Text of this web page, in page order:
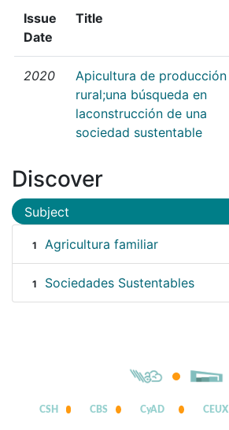
Issue
Date
Title
2020
Apicultura de producción
rural;una búsqueda en
laconstrucción de una
sociedad sustentable
Discover
Subject
1 Agricultura familiar
1 Sociedades Sustentables
CSH CBS CyAD CEUX